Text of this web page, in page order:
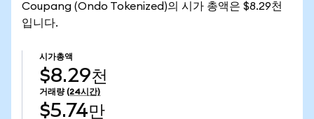
Coupang (Ondo Tokenized)의 시가 총액은 $8.29천
입니다.
시가총액
$8.29천
거래량 (24시간)
$5.74만